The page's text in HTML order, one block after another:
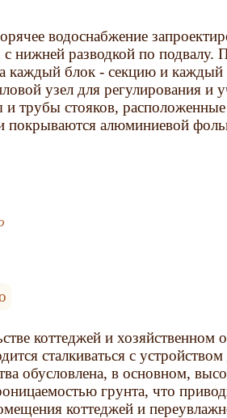
водоснабжение
нижней разводкой по подвалу.
каждый блок - секцию и каждый
узел для регулирования и
трубы стояков, расположенные
покрываются алюминиевой
коттеджей и хозяйственном
сталкиваться с
обусловлена, в основном,
грунта, что
коттеджей и